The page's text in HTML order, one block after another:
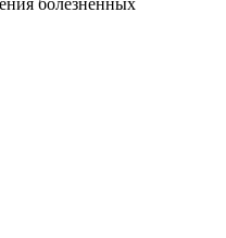
болезненных